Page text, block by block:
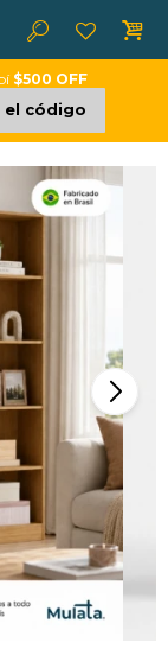
$500 OFF
el código